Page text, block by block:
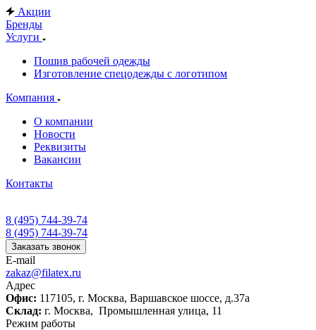
Акции
Бренды
Услуги
Пошив рабочей одежды
Изготовление спецодежды с логотипом
Компания
О компании
Новости
Реквизиты
Вакансии
Контакты
8 (495) 744-39-74
8 (495) 744-39-74
Заказать звонок
E-mail
zakaz@filatex.ru
Адрес
Офис: 117105, г. Москва, Варшавское шоссе, д.37а
Склад: г. Москва, Промышленная улица, 11
Режим работы